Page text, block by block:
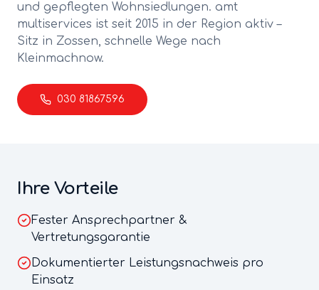
und gepflegten Wohnsiedlungen. amt
multiservices ist seit 2015 in der Region aktiv –
Sitz in Zossen, schnelle Wege nach
Kleinmachnow.
030 81867596
Ihre Vorteile
Fester Ansprechpartner &
Vertretungsgarantie
Dokumentierter Leistungsnachweis pro
Einsatz